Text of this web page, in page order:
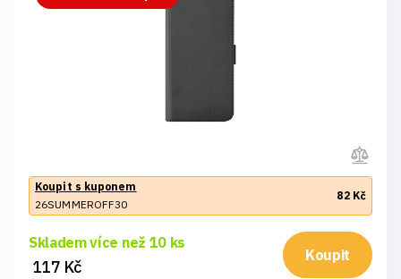
Koupit s kuponem
26SUMMEROFF30
82 Kč
Skladem více než 10 ks
117 Kč
Koupit